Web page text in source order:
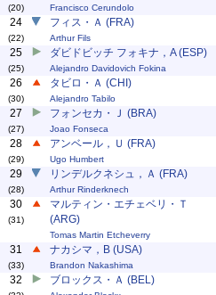
(20) Francisco Cerundolo
24
(22)
フィス・Ａ (FRA)
Arthur Fils
25
(25)
ダビドビッチ フォキナ，A (ESP)
Alejandro Davidovich Fokina
26
(30)
タビロ・Ａ (CHI)
Alejandro Tabilo
27
(27)
フォンセカ・Ｊ (BRA)
Joao Fonseca
28
(29)
アンベール，Ｕ (FRA)
Ugo Humbert
29
(28)
リンデルクネシュ，Ａ (FRA)
Arthur Rinderknech
30
(31)
マルティン・エチェベリ・Ｔ
(ARG)
Tomas Martin Etcheverry
31
(33)
ナカシマ，B (USA)
Brandon Nakashima
32 ブロックス・Ａ (BEL)